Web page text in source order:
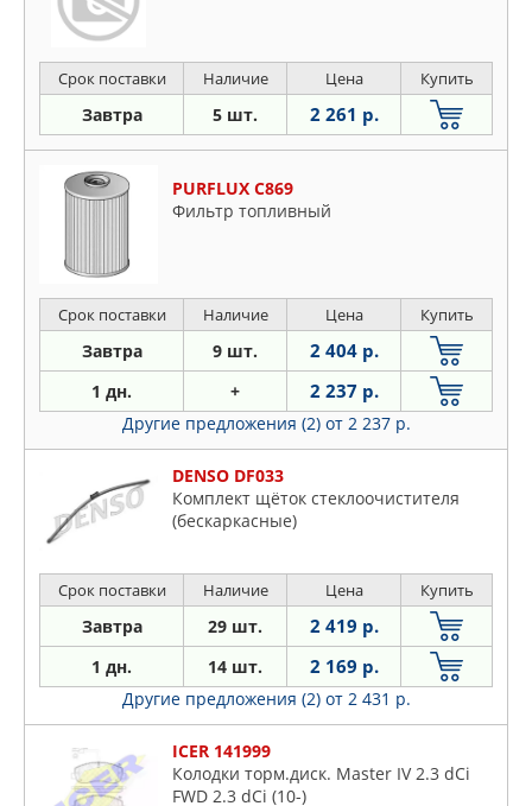
Срок поставки Наличие Цена Купить
Завтра 5 шт. 2 261 р.
PURFLUX C869
Фильтр топливный
Срок поставки Наличие Цена Купить
Завтра 9 шт. 2 404 р.
1 дн. + 2 237 р.
Другие предложения (2) от 2 237 р.
DENSO DF033
Комплект щёток стеклоочистителя
(бескаркасные)
Срок поставки Наличие Цена Купить
Завтра 29 шт. 2 419 р.
1 дн. 14 шт. 2 169 р.
Другие предложения (2) от 2 431 р.
ICER 141999
Колодки торм.диск. Master IV 2.3 dCi
FWD 2.3 dCi (10-)